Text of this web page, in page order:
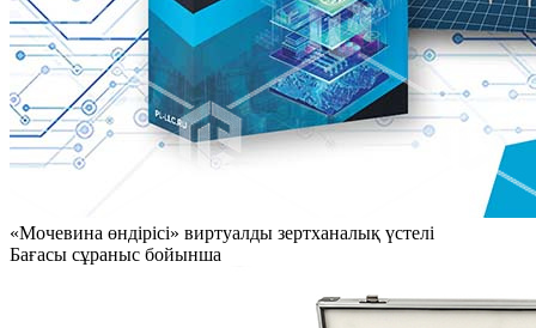
«Мочевина өндірісі» виртуалды зертханалық үстелі
Бағасы сұраныс бойынша